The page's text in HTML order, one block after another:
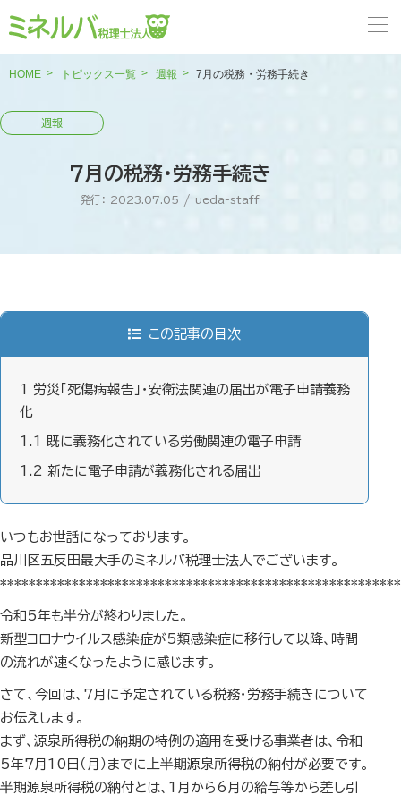
HOME トピックス一覧 週報 7月の税務・労務手続き
7月の税務・労務手続き
発行： 2023.07.05 / ueda-staff
この記事の目次
1
労災「死傷病報告」・安衛法関連の届出が電子申請義務
化
1.1 既に義務化されている労働関連の電子申請
1.2 新たに電子申請が義務化される届出
いつもお世話になっております。
品川区五反田最大手のミネルバ税理士法人でございます。
令和5年も半分が終わりました。
新型コロナウイルス感染症が5類感染症に移行して以降、時間
の流れが速くなったように感じます。
さて、今回は、7月に予定されている税務・労務手続きについて
お伝えします。
まず、源泉所得税の納期の特例の適用を受ける事業者は、令和
5年7月10日（月）までに上半期源泉所得税の納付が必要です。
半期源泉所得税の納付とは、1月から6月の給与等から差し引